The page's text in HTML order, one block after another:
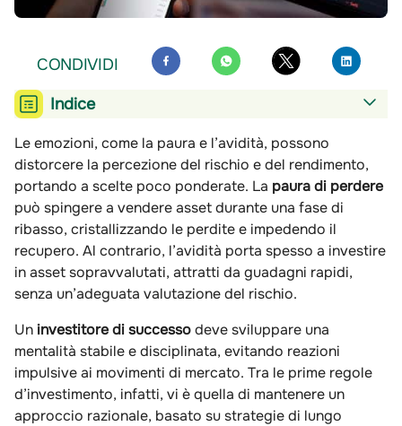
CONDIVIDI
Indice
Le emozioni, come la paura e l’avidità, possono
distorcere la percezione del rischio e del rendimento,
portando a scelte poco ponderate. La paura di perdere
può spingere a vendere asset durante una fase di
ribasso, cristallizzando le perdite e impedendo il
recupero. Al contrario, l’avidità porta spesso a investire
in asset sopravvalutati, attratti da guadagni rapidi,
senza un’adeguata valutazione del rischio.
Un investitore di successodeve sviluppare una
mentalità stabile e disciplinata, evitando reazioni
impulsive ai movimenti di mercato. Tra le prime regole
d’investimento, infatti, vi è quella di mantenere un
approccio razionale, basato su strategie di lungo